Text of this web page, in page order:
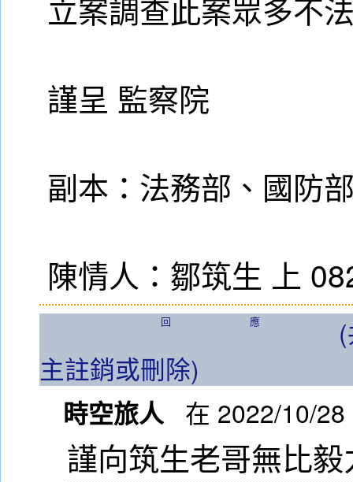
立案調查此案眾多不
謹呈 監察院
副本：法務部、國防
陳情人：鄒筑生 上
回應
主註銷或刪除)
時空旅人 在 2022/10/
謹向筑生老哥無比